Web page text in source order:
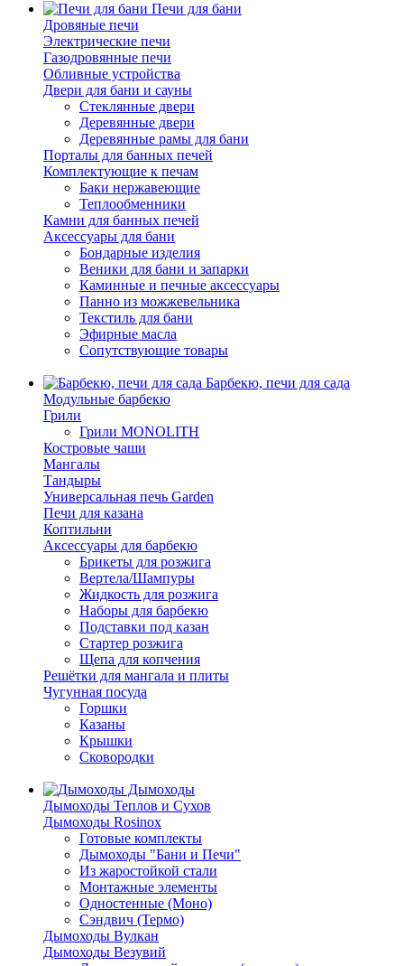
Печи для бани
Дровяные печи
Электрические печи
Газодровянные печи
Обливные устройства
Двери для бани и сауны
Стеклянные двери
Деревянные двери
Деревянные рамы для бани
Порталы для банных печей
Комплектующие к печам
Баки нержавеющие
Теплообменники
Камни для банных печей
Аксессуары для бани
Бондарные изделия
Веники для бани и запарки
Каминные и печные аксессуары
Панно из можжевельника
Текстиль для бани
Эфирные масла
Сопутствующие товары
Барбекю, печи для сада
Модульные барбекю
Грили
Грили MONOLITH
Костровые чаши
Мангалы
Тандыры
Универсальная печь Garden
Печи для казана
Коптильни
Аксессуары для барбекю
Брикеты для розжига
Вертела/Шампуры
Жидкость для розжига
Наборы для барбекю
Подставки под казан
Стартер розжига
Щепа для копчения
Решётки для мангала и плиты
Чугунная посуда
Горшки
Казаны
Крышки
Сковородки
Дымоходы
Дымоходы Теплов и Сухов
Дымоходы Rosinox
Готовые комплекты
Дымоходы "Бани и Печи"
Из жаростойкой стали
Монтажные элементы
Одностенные (Моно)
Сэндвич (Термо)
Дымоходы Вулкан
Дымоходы Везувий